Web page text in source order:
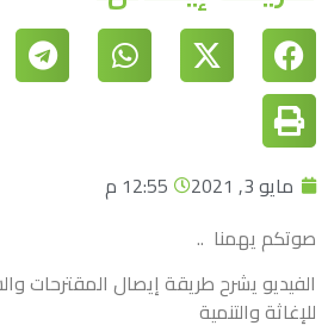
مايو 3, 2021
12:55 م
صوتكم يهمنا ..
الفيديو يشرح طريقة إيصال
للإغاثة والتنمية